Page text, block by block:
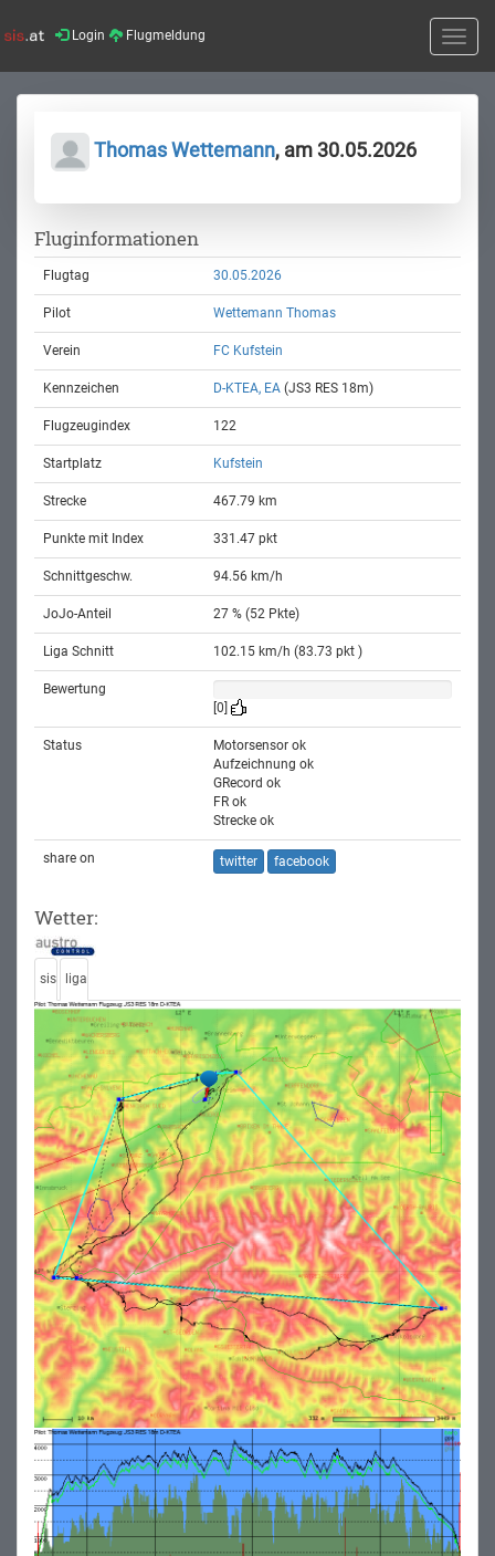
Login Flugmeldung
Toggle
Thomas Wettemann, am 30.05.2026
Fluginformationen
Flugtag 30.05.2026
Pilot Wettemann Thomas
Verein FC Kufstein
Kennzeichen D-KTEA, EA (JS3 RES 18m)
Flugzeugindex 122
Startplatz Kufstein
Strecke 467.79 km
Punkte mit Index 331.47 pkt
Schnittgeschw. 94.56 km/h
JoJo-Anteil 27 % (52 Pkte)
Liga Schnitt 102.15 km/h (83.73 pkt )
Bewertung
[0]
Status
Motorsensor ok
Aufzeichnung ok
GRecord ok
FR ok
Strecke ok
share on twitter facebook
Wetter:
sis liga